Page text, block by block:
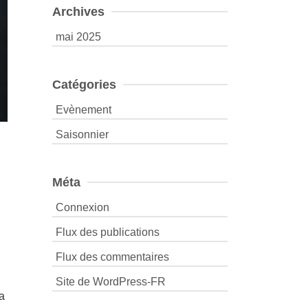
Archives
mai 2025
Catégories
Evènement
Saisonnier
Méta
Connexion
Flux des publications
Flux des commentaires
Site de WordPress-FR